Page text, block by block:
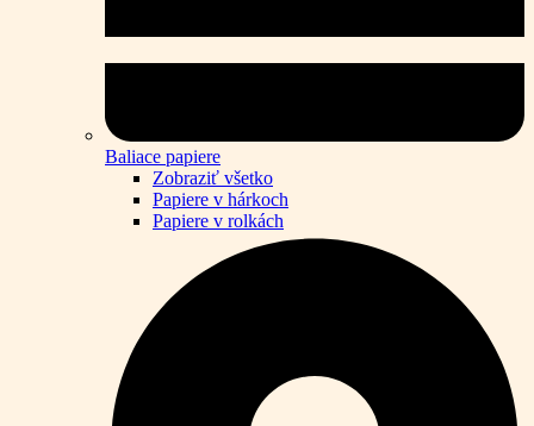
Baliace papiere
Zobraziť všetko
Papiere v hárkoch
Papiere v rolkách